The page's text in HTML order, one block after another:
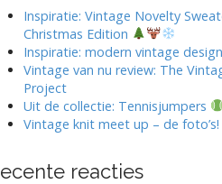
Inspiratie: Vintage Novelty
Christmas Edition
Inspiratie: modern vintage
Vintage van nu review: The
Project
Uit de collectie: Tennisjumpers
Vintage knit meet up – de foto’s!
reacties